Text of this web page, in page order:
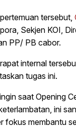
tersebut,
Sekjen KOI,
PP/ PB cabor.
internal
tugas ini.
saat Opening
ini
fokus membantu